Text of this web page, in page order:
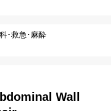
･救急･麻酔
Wall